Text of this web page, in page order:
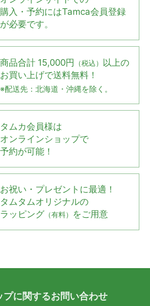
購入・予約にはTamca会員登録
が必要です。
商品合計 15,000円 （税込） 以上の
お買い上げで送料無料！
※配送先：北海道・沖縄を除く。
タムカ会員様は
オンラインショップで
予約が可能！
お祝い・プレゼントに最適！
タムタムオリジナルの
ラッピング （有料） をご用意
プに関するお問い合わせ